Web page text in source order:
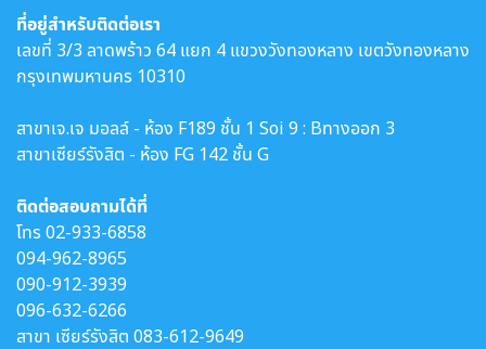
ที่อยู่สำหรับติดต่อเรา
เลขที่ 3/3 ลาดพร้าว 64 แยก 4 แขวงวังทองหลาง เขตวังทองหลาง
กรุงเทพมหานคร 10310
สาขาเจ.เจ มอลล์ - ห้อง F189 ชั้น 1 Soi 9 : Bทางออก 3
สาขาเซียร์รังสิต - ห้อง FG 142 ชั้น G
ติดต่อสอบถามได้ที่
โทร02-933-6858
094-962-8965
090-912-3939
096-632-6266
สาขา เซียร์รังสิต 083-612-9649